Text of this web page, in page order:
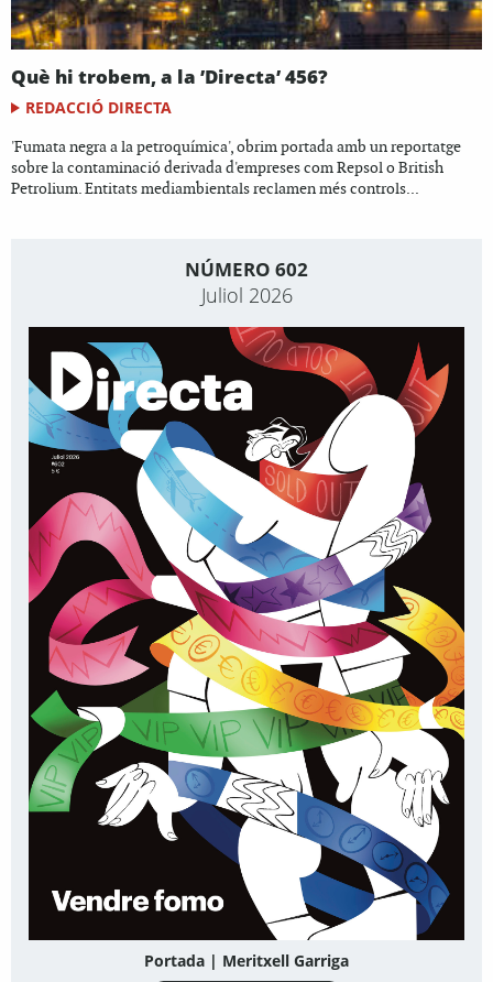
Què hi trobem, a la ’Directa’ 456?
REDACCIÓ DIRECTA
'Fumata negra a la petroquímica', obrim portada amb un reportatge
sobre la contaminació derivada d'empreses com Repsol o British
Petrolium. Entitats mediambientals reclamen més controls...
NÚMERO 602
Juliol 2026
Portada | Meritxell Garriga